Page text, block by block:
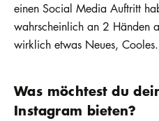
einen Social Media Auftritt
wahrscheinlich an 2 Händen
wirklich etwas Neues, Cooles.
Was möchtest du
Instagram bieten?